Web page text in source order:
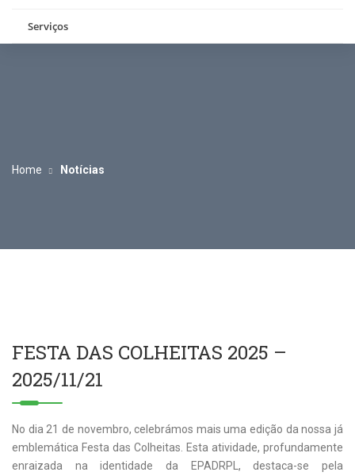
Serviços
Home Notícias
FESTA DAS COLHEITAS 2025 –
2025/11/21
No dia 21 de novembro, celebrámos mais uma edição da nossa já
emblemática Festa das Colheitas. Esta atividade, profundamente
enraizada na identidade da EPADRPL, destaca-se pela